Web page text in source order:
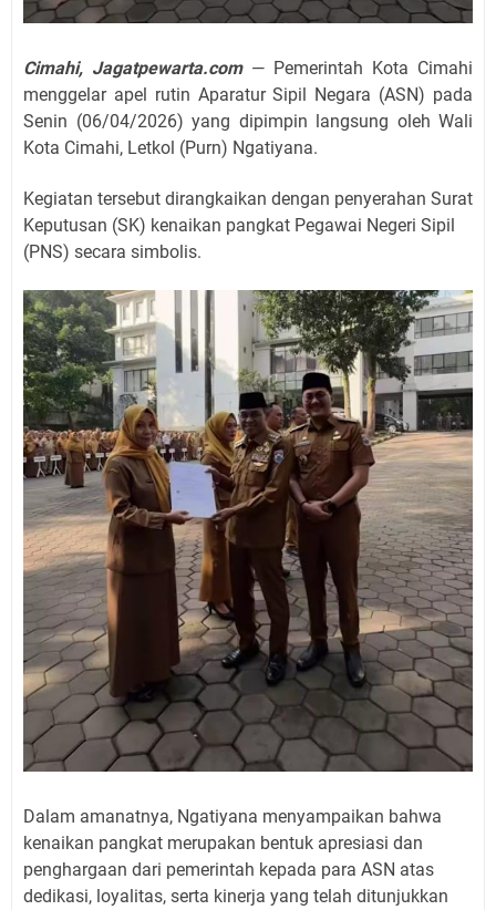
Cimahi, Jagatpewarta.com— Pemerintah Kota Cimahi
menggelar apel rutin Aparatur Sipil Negara (ASN) pada
Senin (06/04/2026) yang dipimpin langsung oleh Wali
Kota Cimahi, Letkol (Purn) Ngatiyana.
Kegiatan tersebut dirangkaikan dengan penyerahan Surat
Keputusan (SK) kenaikan pangkat Pegawai Negeri Sipil
(PNS) secara simbolis.
Dalam amanatnya, Ngatiyana menyampaikan bahwa
kenaikan pangkat merupakan bentuk apresiasi dan
penghargaan dari pemerintah kepada para ASN atas
dedikasi, loyalitas, serta kinerja yang telah ditunjukkan